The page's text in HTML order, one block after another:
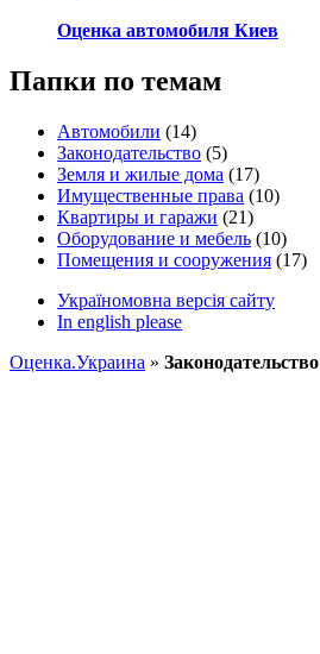
Оценка автомобиля Киев
Папки по темам
Автомобили (14)
Законодательство (5)
Земля и жилые дома (17)
Имущественные права (10)
Квартиры и гаражи (21)
Оборудование и мебель (10)
Помещения и сооружения (17)
Україномовна версія сайту
In english please
Оценка.Украина » Законодательство